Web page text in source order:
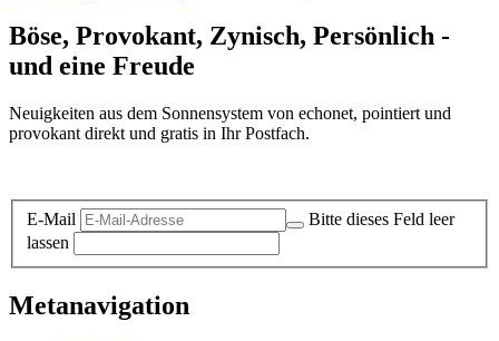
Böse, Provokant, Zynisch, Persönlich -
und eine Freude
Neuigkeiten aus dem Sonnensystem von echonet, pointiert und
provokant direkt und gratis in Ihr Postfach.
E-Mail
Bitte dieses Feld leer
lassen
Metanavigation